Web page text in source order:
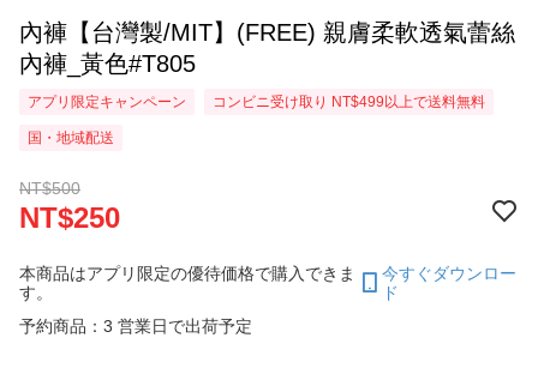
內褲【台灣製/MIT】(FREE) 親膚柔軟透氣蕾絲
內褲_黃色#T805
アプリ限定キャンペーン コンビニ受け取り NT$499以上で送料無料
国・地域配送
NT$500
NT$250
本商品はアプリ限定の優待価格で購入できま
す。
今すぐダウンロー
ド
予約商品：3 営業日で出荷予定